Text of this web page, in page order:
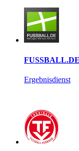
FUSSBALL.DE
Ergebnisdienst